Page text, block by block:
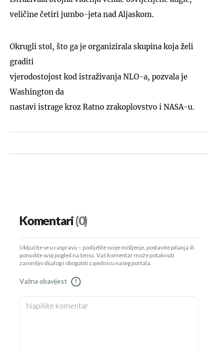
veličine četiri jumbo-jeta nad Aljaskom.
Okrugli stol, što ga je organizirala skupina koja želi
graditi
vjerodostojost kod istraživanja NLO-a, pozvala je
Washington da
nastavi istrage kroz Ratno zrakoplovstvo i NASA-u.
Komentari(0)
Uključite se u raspravu – podijelite svoje mišljenje, postavite pitanja ili
ponudite svoj pogled na temu. Vaš komentar može potaknuti
zanimljiv dijalog i obogatiti zajednicu našeg portala.
Važna obavijest !